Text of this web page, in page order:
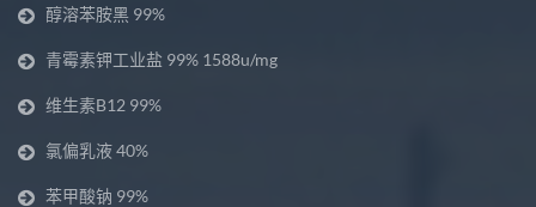
醇溶苯胺黑 99%
青霉素钾工业盐 99% 1588u/mg
维生素B12 99%
氯偏乳液 40%
苯甲酸钠 99%